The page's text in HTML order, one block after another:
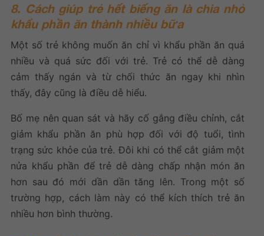
8. Cách giúp trẻ hết biếng ăn là chia nhỏ
khẩu phần ăn thành nhiều bữa
Một số trẻ không muốn ăn chỉ vì khẩu phần ăn quá
nhiều và quá sức đối với trẻ. Trẻ có thể dễ dàng
cảm thấy ngán và từ chối thức ăn ngay khi nhìn
thấy, đây cũng là điều dễ hiểu.
Bố mẹ nên quan sát và hãy cố gắng điều chỉnh, cắt
giảm khẩu phần ăn phù hợp đối với độ tuổi, tình
trạng sức khỏe của trẻ. Đôi khi có thể cắt giảm một
nửa khẩu phần để trẻ dễ dàng chấp nhận món ăn
hơn sau đó mới dần dần tăng lên. Trong một số
trường hợp, cách làm này có thể kích thích trẻ ăn
nhiều hơn bình thường.